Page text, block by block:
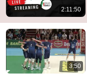
Terminal 6-yr-
cried for 10
Untold Human
2:11:50
3:50